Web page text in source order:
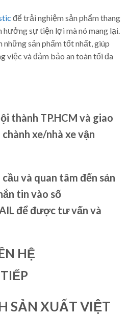
để trải nghiệm sản phẩm thang
hưởng sự tiện lợi mà nó mang lại.
những sản phẩm tốt nhất, giúp
việc và đảm bảo an toàn tối đa
thành TP.HCM và giao
xe/nhà xe vận
cầu và quan tâm đến sản
tin vào số
để được tư vấn và
HỆ
SẢN XUẤT VIỆT